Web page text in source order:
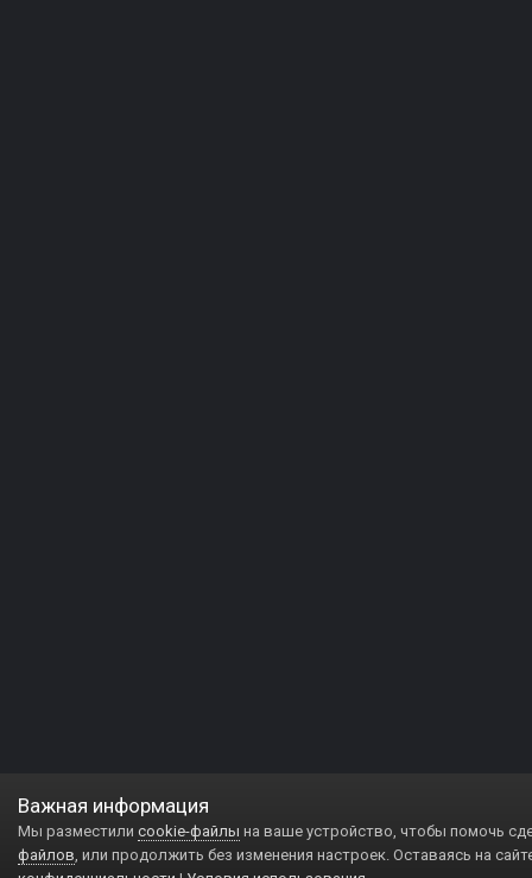
Важная информация
Мы разместили cookie-файлы на ваше устройство, чтобы помочь
файлов, или продолжить без изменения настроек. Оставаясь на